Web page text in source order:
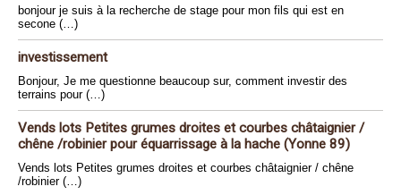
bonjour je suis à la recherche de stage pour mon fils qui est en
secone (…)
investissement
Bonjour, Je me questionne beaucoup sur, comment investir des
terrains pour (…)
Vends lots Petites grumes droites et courbes châtaignier /
chêne /robinier pour équarrissage à la hache (Yonne 89)
Vends lots Petites grumes droites et courbes châtaignier / chêne
/robinier (…)